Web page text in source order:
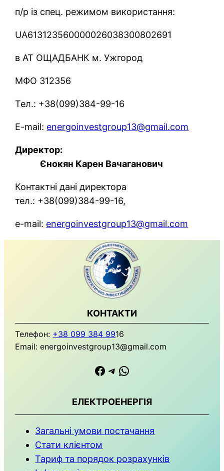
п/р із спец. режимом використання:
UA613123560000026038300802691
в АТ ОЩАДБАНК м. Ужгород
МФО 312356
Тел.: +38(099)384-99-16
E-mail: energoinvestgroup13@gmail.com
Директор:
Єнокян Карен Вачаганович
Контактні дані директора
тел.: +38(099)384-99-16,
e-mail: energoinvestgroup13@gmail.com
КОНТАКТИ
Телефон: +38 099 384 9916
Email: energoinvestgroup13@gmail.com
https://www.facebook.com Телеграма WhatsApp
ЕЛЕКТРОЕНЕРГІЯ
Загальні умови постачання
Стати клієнтом
Тариф та порядок розрахунків